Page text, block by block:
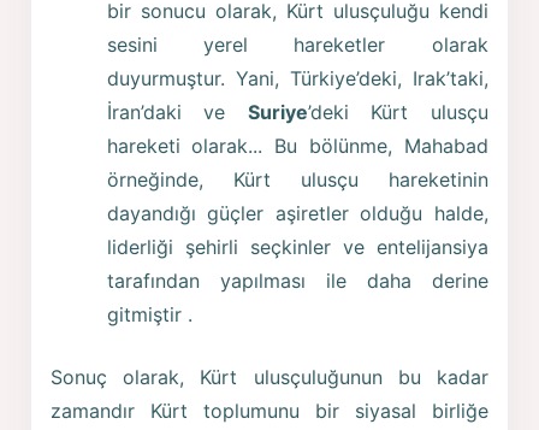
bir sonucu olarak, Kürt ulusçuluğu kendi
sesini yerel hareketler olarak
duyurmuştur. Yani, Türkiye’deki, Irak’taki,
İran’daki ve Suriye’deki Kürt ulusçu
hareketi olarak... Bu bölünme, Mahabad
örneğinde, Kürt ulusçu hareketinin
dayandığı güçler aşiretler olduğu halde,
liderliği şehirli seçkinler ve entelijansiya
tarafından yapılması ile daha derine
gitmiştir .
Sonuç olarak, Kürt ulusçuluğunun bu kadar
zamandır Kürt toplumunu bir siyasal birliğe